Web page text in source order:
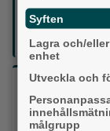
Din enda
GRATIS!
Lokalpressen,
Vilket parti
idag?
Syften
Lagra och/
enhet
Utveckla och
målgrupp